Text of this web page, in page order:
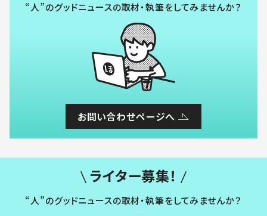
“人”のグッドニュースの取材・執筆をしてみませんか？
お問い合わせページへ
ライター募集！
“人”のグッドニュースの取材・執筆をしてみませんか？